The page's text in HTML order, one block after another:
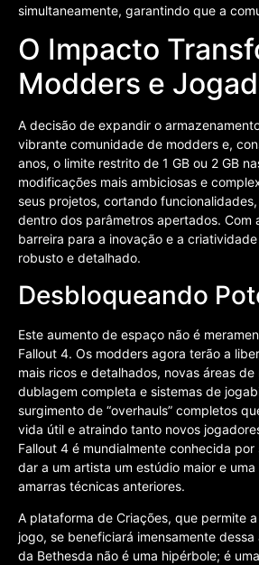
simultaneamente, garantindo que a
O Impacto
Modders e
A decisão de expandir o
vibrante comunidade de modders e,
anos, o limite restrito de 1 GB ou 2 GB
modificações mais ambiciosas e
seus projetos, cortando
dentro dos parâmetros apertados. Com
barreira para a inovação e a
robusto e detalhado.
Desbloqueando
Este aumento de espaço não é
Fallout 4. Os modders agora terão a
mais ricos e detalhados, novas áreas
dublagem completa e sistemas de
surgimento de “overhauls” completos
vida útil e atraindo tanto novos
Fallout 4 é mundialmente conhecida
dar a um artista um estúdio maior e
amarras técnicas anteriores.
A plataforma de Criações, que permite
jogo, se beneficiará imensamente
da Bethesda não é uma hipérbole; é